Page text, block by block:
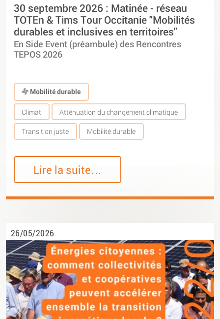
30 septembre 2026 : Matinée - réseau
TOTEn & Tims Tour Occitanie "Mobilités
durables et inclusives en territoires"
En Side Event (préambule) des Rencontres
TEPOS 2026
Mobilité durable
Climat Atténuation du changement climatique
Transition juste Mobilité durable
Lire la suite…
26/05/2026